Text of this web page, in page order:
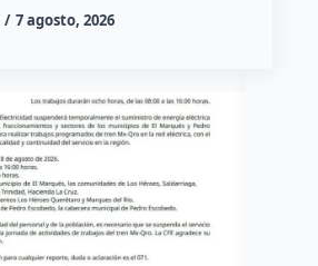
7 agosto, 2026